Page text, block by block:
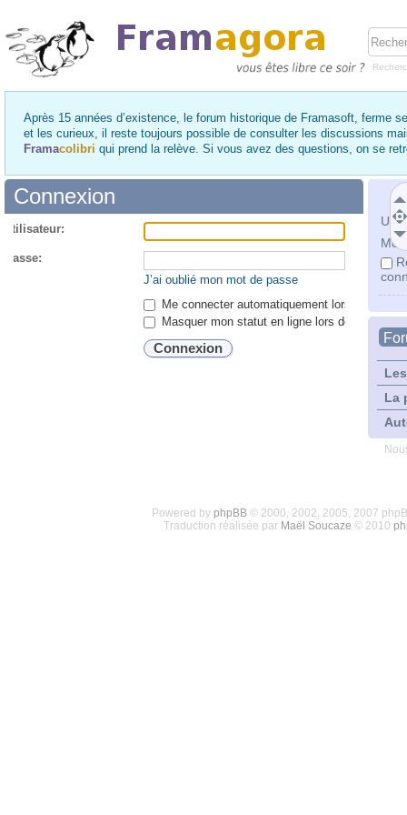
Après 15 années d’existence, le forum historique de Framasoft, ferme
et les curieux, il reste toujours possible de consulter les discussions
Framacolibri qui prend la relève. Si vous avez des questions, on se
Mot
La
Connexion
passe:
J’ai oublié mon mot de passe
Me connecter automatiquement lors de
Masquer mon statut en ligne lors de cette
Powered by phpBB© 2000, 2002, 2005, 2007
Traduction réalisée par Maël Soucaze © 2010